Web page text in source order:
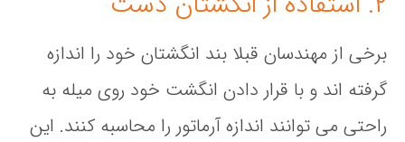
برخی از مهندسان قبلا بند انگشتان خود را اندازه
گرفته اند و با قرار دادن انگشت خود روی میله به
راحتی می توانند اندازه آرماتور را محاسبه کنند. این